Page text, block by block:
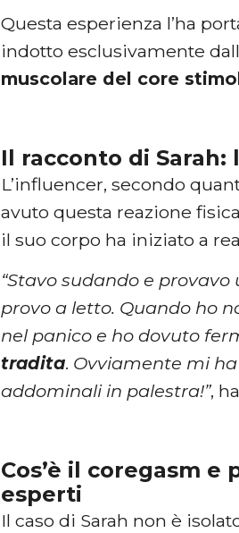
Questa esperienza l’ha
indotto esclusivamente
muscolare del core
Il racconto di
L’influencer, secondo
avuto questa reazione
il suo corpo ha iniziato a
“Stavo sudando e
provo a letto. Quando ho
nel panico e ho dovuto
tradita. Ovviamente mi
addominali in palestra!”,
Cos’è il coregasm
esperti
Il caso di Sarah non è